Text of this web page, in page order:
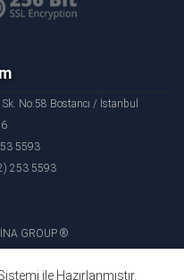
No:58 Bostancı / İstanbul
5593
253 5593
GROUP ®
ile Hazırlanmıştır.